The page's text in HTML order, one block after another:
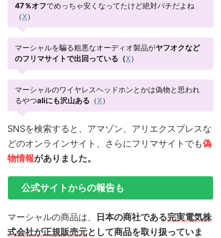
47％オフでめっちゃ安くなってたけど絶対パチだよね
（X）
マーシャルを騙る粗悪なオーディオ製品がヤフオクなど
のフリマサイトで出回っている（X）
マーシャルのワイヤレスヘッドホンとかは偽物と思われ
るやつaliにも沢山ある （X）
SNSを検索すると、アマゾン、アリエクスプレスな
どのオンラインサイト、さらにフリマサイトでも偽
物情報がありました。
公式サイトからの報告も
マーシャルの商品は、 日本の商社である完実電気株
式会社が正規販売元として商品を取り扱っていま